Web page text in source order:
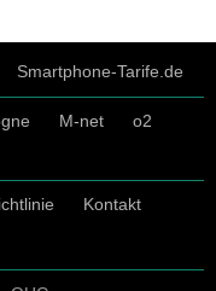
Smartphone-Tarife.de
M-net
o2
Kontakt